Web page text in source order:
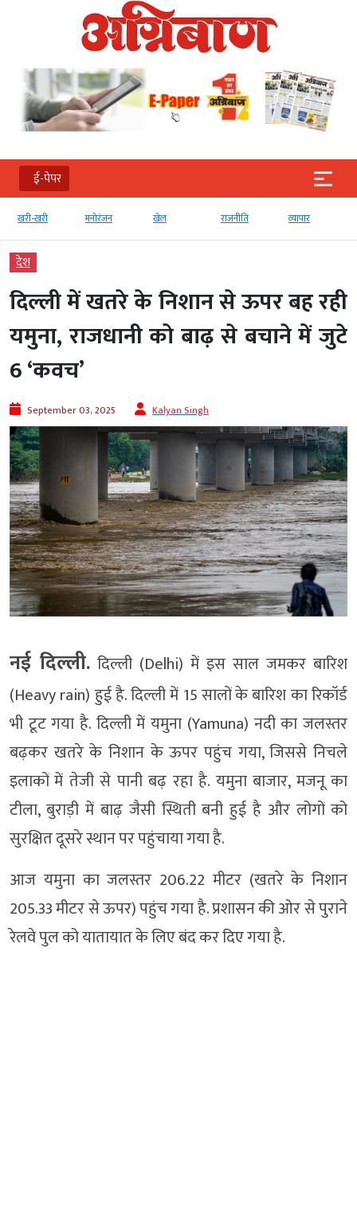
ई-पेपर
खरी-खरी मनोरंजन खेल राजनीति व्‍यापार
देश
दिल्ली में खतरे के निशान से ऊपर बह रही
यमुना, राजधानी को बाढ़ से बचाने में जुटे
6 ‘कवच’
September 03, 2025 Kalyan Singh
नई दिल्ली. दिल्ली (Delhi) में इस साल जमकर बारिश
(Heavy rain) हुई है. दिल्ली में 15 सालों के बारिश का रिकॉर्ड
भी टूट गया है. दिल्ली में यमुना (Yamuna) नदी का जलस्तर
बढ़कर खतरे के निशान के ऊपर पहुंच गया, जिससे निचले
इलाकों में तेजी से पानी बढ़ रहा है. यमुना बाजार, मजनू का
टीला, बुराड़ी में बाढ़ जैसी स्थिती बनी हुई है और लोगों को
सुरक्षित दूसरे स्थान पर पहुंचाया गया है.
आज यमुना का जलस्तर 206.22 मीटर (खतरे के निशान
205.33 मीटर से ऊपर) पहुंच गया है. प्रशासन की ओर से पुराने
रेलवे पुल को यातायात के लिए बंद कर दिए गया है.